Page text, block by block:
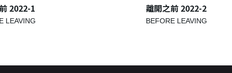
2022-1
LEAVING
離開之前 2022-2
BEFORE LEAVING